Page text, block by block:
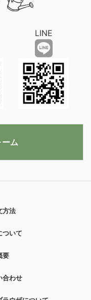
方法
ついて
要
合わせ
LINE
ーム